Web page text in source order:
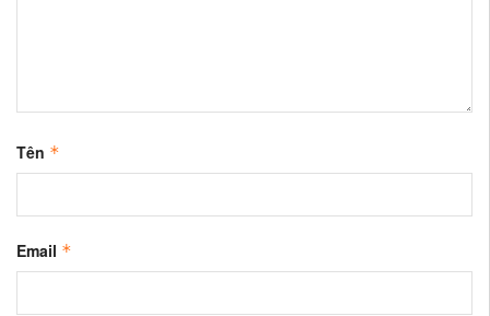
Tên *
Email *